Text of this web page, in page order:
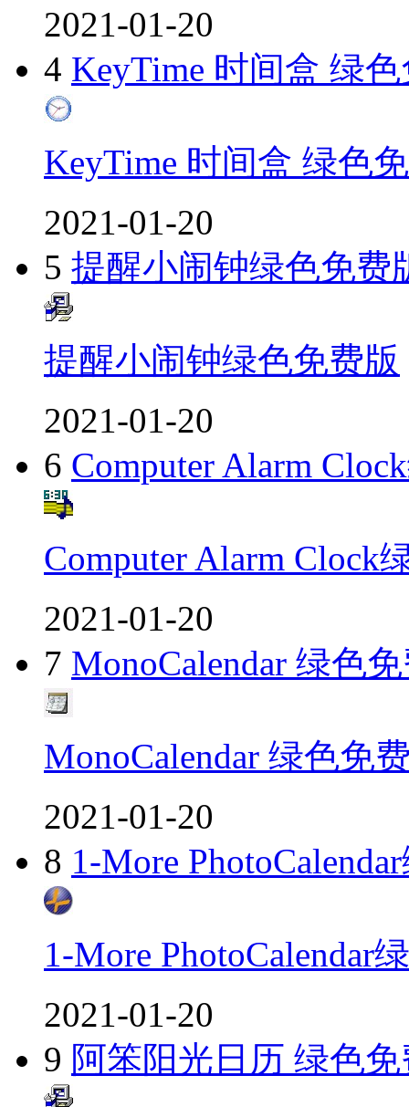
2021-01-20
4 KeyTime 时间盒 绿
KeyTime 时间盒 绿色
2021-01-20
5 提醒小闹钟绿色免费
提醒小闹钟绿色免费版
2021-01-20
6 Computer Alarm
Computer Alarm Clock
2021-01-20
7 MonoCalendar 绿色
MonoCalendar 绿色免
2021-01-20
8 1-More
1-More PhotoCalendar
2021-01-20
9 阿笨阳光日历 绿色